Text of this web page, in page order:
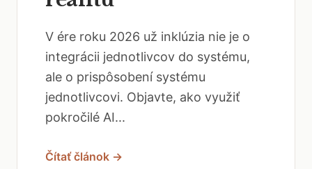
V ére roku 2026 už inklúzia nie je o
integrácii jednotlivcov do systému,
ale o prispôsobení systému
jednotlivcovi. Objavte, ako využiť
pokročilé AI...
Čítať článok →